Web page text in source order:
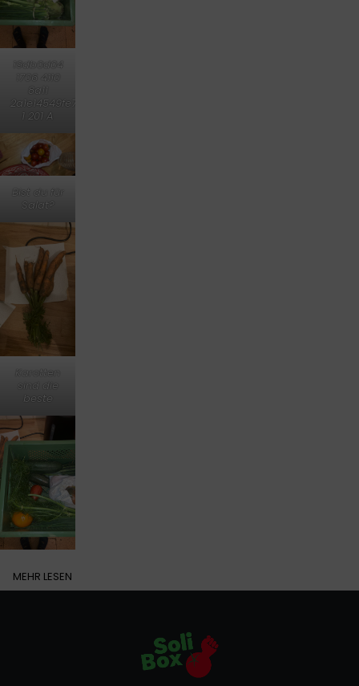
19db0d04
1706 4110
8a11
2a1e14549fe7
1 201 A
Bist du für
Salat?
Karotten
sind die
beste
MEHR LESEN